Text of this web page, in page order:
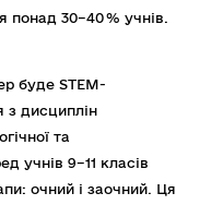
понад 30–40 % учнів.
буде STEM-
з дисциплін
та
учнів 9–11 класів
очний і заочний. Ця